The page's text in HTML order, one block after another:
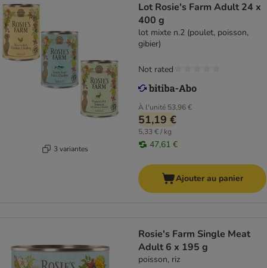
3 variantes
Lot Rosie's Farm Adult 24 x
400 g
lot mixte n.2 (poulet, poisson,
gibier)
À l'unité 53,96 €
51,19 €
5,33 € / kg
47,61 €
Not rated
Ajouter au panier
Rosie's Farm Single Meat
Adult 6 x 195 g
poisson, riz